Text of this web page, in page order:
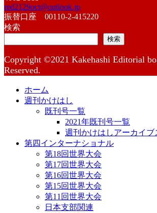
red2129oct@outlook.jp
振替口座 00110-2-415220
検索
検索
Copyright ©2021 Kakehashi Editorial
Reserved.
ホーム
週刊かけはし
既刊号一覧
2021年既刊号一覧
週刊かけはしアーカイブ
第四インターナショナル
第18回世界大会
第17回世界大会
第16回世界大会
第15回世界大会
第11回世界大会
日本支部関連